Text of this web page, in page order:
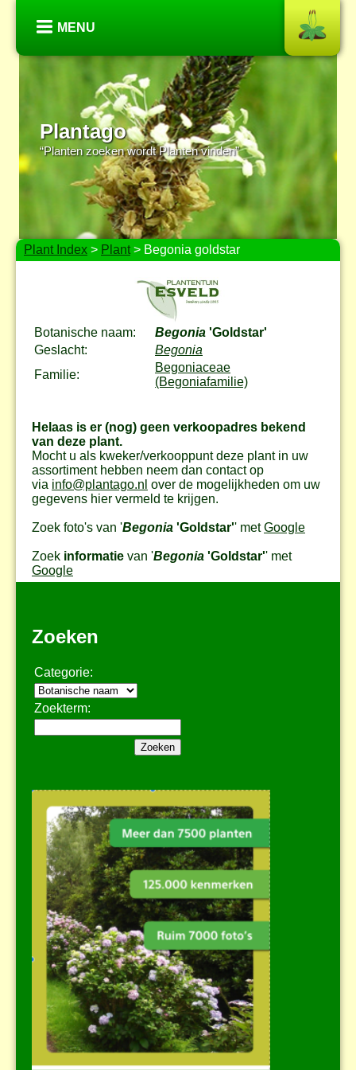
MENU
Plantago
“Planten zoeken wordt Planten vinden”
Plant Index > Plant> Begonia goldstar
Botanische naam: Begonia 'Goldstar'
Geslacht:
Begonia
Familie:
Begoniaceae
(Begoniafamilie)
Helaas is er (nog) geen verkoopadres bekend
van deze plant.
Mocht u als kweker/verkooppunt deze plant in uw
assortiment hebben neem dan contact op
via info@plantago.nl over de mogelijkheden om uw
gegevens hier vermeld te krijgen.
Zoek foto's van 'Begonia 'Goldstar'' metGoogle
Zoek informatie van 'Begonia 'Goldstar'' met
Google
Zoeken
Categorie:
Zoekterm: